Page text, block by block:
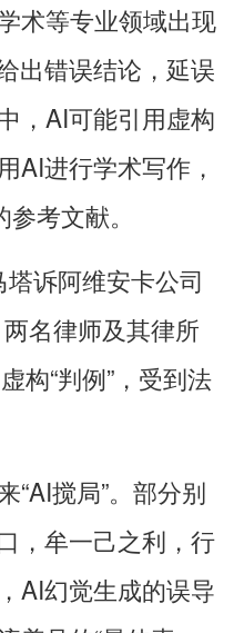
术等专业领域出现
出错误结论，延误
，AI可能引用虚构
AI进行学术写作，
考文献。
诉阿维安卡公司
名律师及其律所
构“判例”，受到法
搅局”。 部分别
，牟一己之利，行
AI幻觉生成的误导